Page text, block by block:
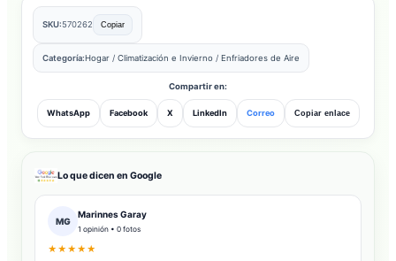
SKU:570262 Copiar
Categoría:Hogar / Climatización e Invierno / Enfriadores de Aire
Compartir en:
WhatsApp Facebook X LinkedIn Correo Copiar enlace
Lo que dicen en Google
MG
Marinnes Garay
1 opinión • 0 fotos
★★★★★